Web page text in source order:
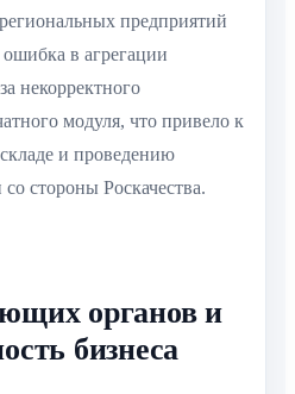
предприятий
в агрегации
некорректного
модуля, что привело к
и проведению
стороны Роскачества.
органов и
бизнеса